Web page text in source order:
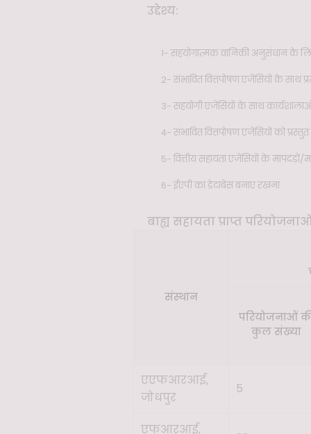
उद्देश्य:
1- सहयोगात्मक वानिकी अनुसंधान के लिए
2- संभावित वित्तपोषण एजेंसियों के साथ
3- सहयोगी एजेंसियों के साथ
4- संभावित वित्तपोषण एजेंसियों को
5- वित्तीय सहायता एजेंसियों के
6- ईएपी का डेटाबेस बनाए रखना
बाह्य सहायता प्राप्त
संस्थान
परियोजनाओं
कुल संख्या
एएफआरआई,
जोधपुर
5
एफआरआई,